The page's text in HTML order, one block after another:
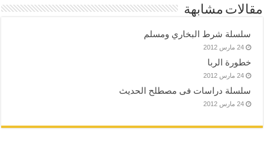
مقالات مشابهة
سلسلة شرط البخاري ومسلم
24 مارس 2012
خطورة الربا
24 مارس 2012
سلسلة دراسات فى مصطلح الحديث
24 مارس 2012